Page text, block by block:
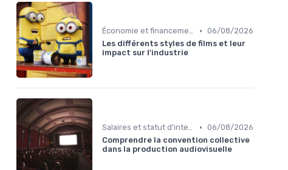
Économie et financement des films • 06/08/2026
Les différents styles de films et leur
impact sur l'industrie
Salaires et statut d'intermittent • 06/08/2026
Comprendre la convention collective
dans la production audiovisuelle